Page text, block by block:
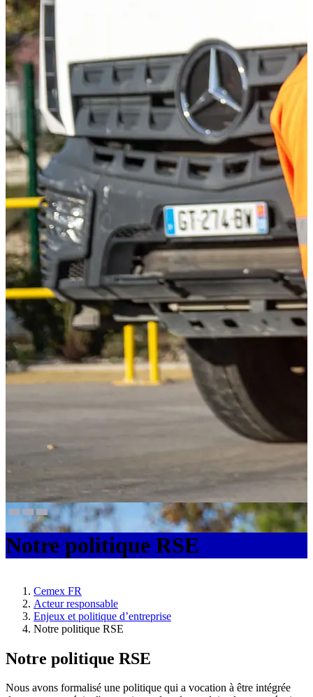
Notre politique RSE
Cemex FR
Acteur responsable
Enjeux et politique d’entreprise
Notre politique RSE
Notre politique RSE
Nous avons formalisé une politique qui a vocation à être intégrée